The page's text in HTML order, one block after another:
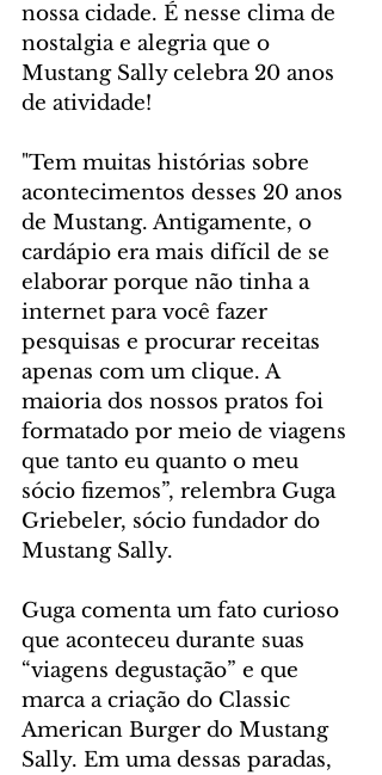
nossa cidade. É nesse clima de
nostalgia e alegria que o
Mustang Sally celebra 20 anos
de atividade!
"Tem muitas histórias sobre
acontecimentos desses 20 anos
de Mustang. Antigamente, o
cardápio era mais difícil de se
elaborar porque não tinha a
internet para você fazer
pesquisas e procurar receitas
apenas com um clique. A
maioria dos nossos pratos foi
formatado por meio de viagens
que tanto eu quanto o meu
sócio fizemos”, relembra Guga
Griebeler, sócio fundador do
Mustang Sally.
Guga comenta um fato curioso
que aconteceu durante suas
“viagens degustação” e que
marca a criação do Classic
American Burger do Mustang
Sally. Em uma dessas paradas,